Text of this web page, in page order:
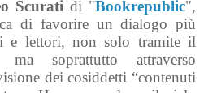
Scurati di "Bookrepublic",
di favorire un dialogo più
e lettori, non solo tramite il
ma soprattutto attraverso
dei cosiddetti “contenuti